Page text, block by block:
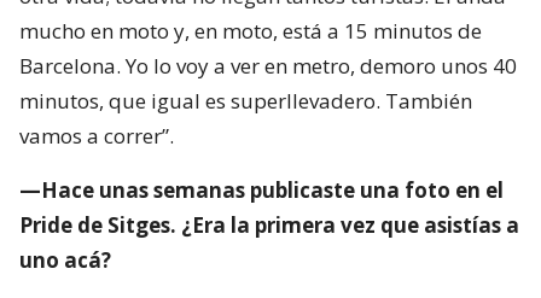
mucho en moto y, en moto, está a 15 minutos de
Barcelona. Yo lo voy a ver en metro, demoro unos 40
minutos, que igual es superllevadero. También
vamos a correr”.
—Hace unas semanas publicaste una foto en el
Pride de Sitges. ¿Era la primera vez que asistías a
uno acá?